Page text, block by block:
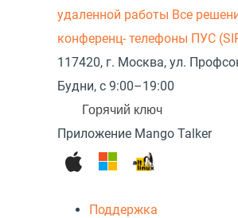
удаленной работы Все
конференц- телефоны ПУС
117420, г. Москва, ул.
Будни, с 9:00–19:00
Горячий ключ
Приложение Mango Talker
Поддержка